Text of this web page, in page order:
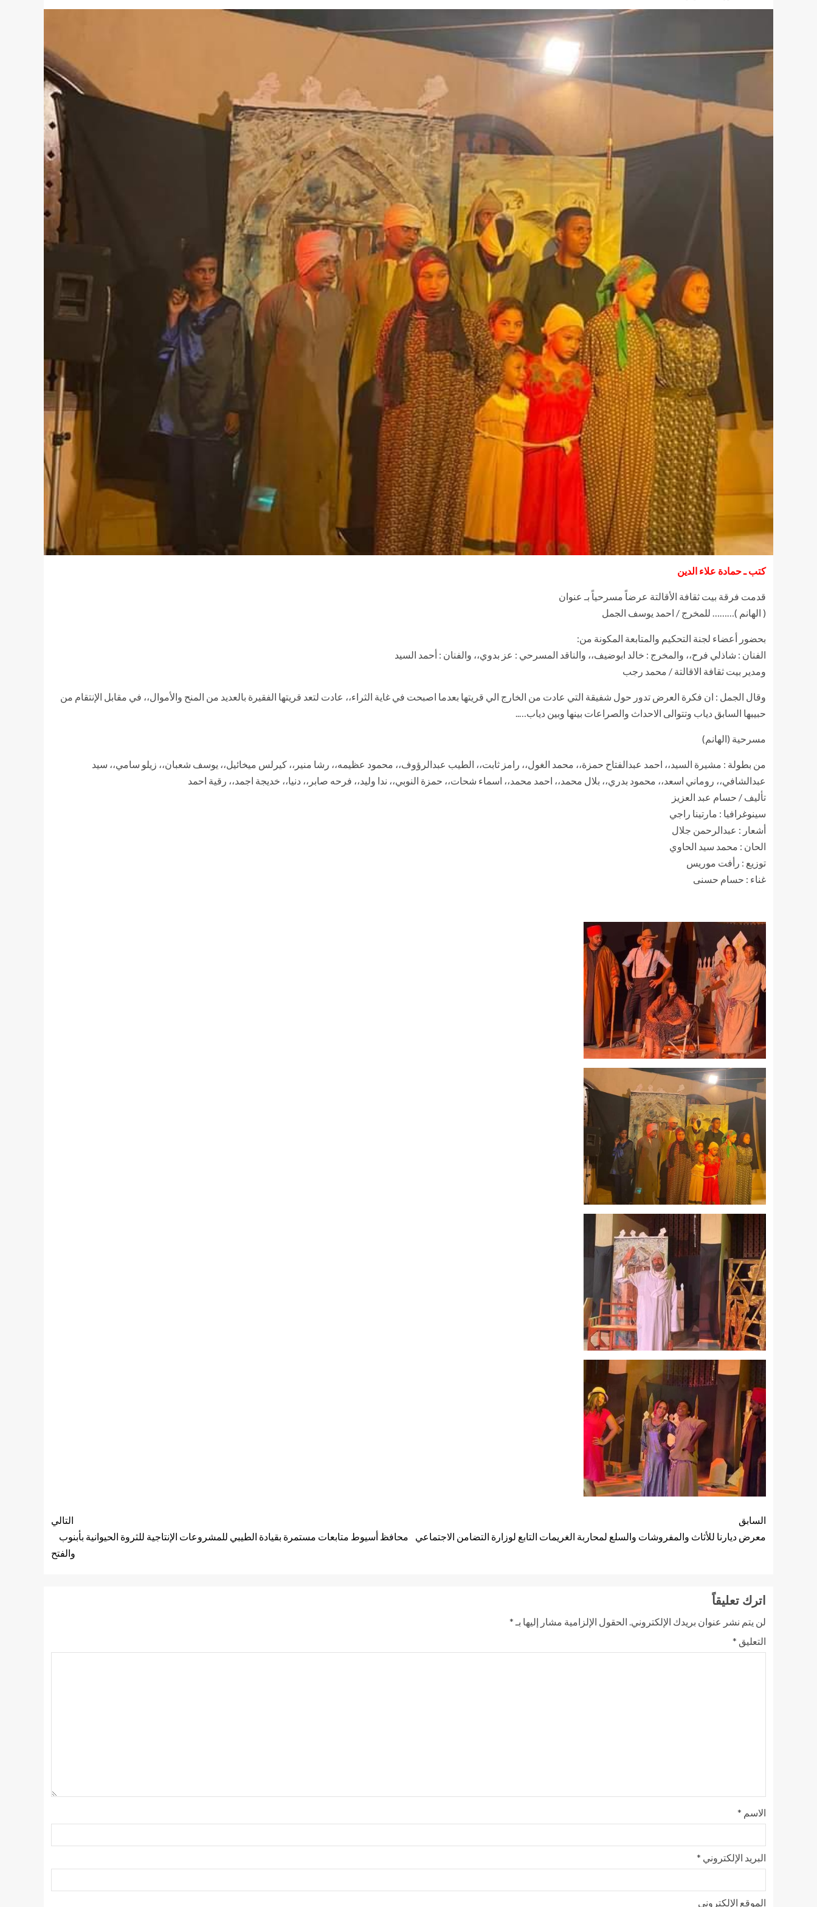
كتب ـ حمادة علاء الدين
قدمت فرقة بيت ثقافة الأقالتة عرضاً مسرحياً بـ عنوان
( الهانم )……… للمخرج / احمد يوسف الجمل
بحضور أعضاء لجنة التحكيم والمتابعة المكونة من:
الفنان : شاذلي فرح،، والمخرج : خالد ابوضيف،، والناقد المسرحي : عز بدوي،، والفنان : أحمد السيد
ومدير بيت ثقافة الاقالتة / محمد رجب
وقال الجمل : ان فكرة العرض تدور حول شفيقة التي عادت من الخارج الي قريتها بعدما اصبحت في غاية الثراء،، عادت لتعد قريتها الفقيرة بالعديد من المنح والأموال،، في مقابل الإنتقام من
حبيبها السابق دياب وتتوالى الاحداث والصراعات بينها وبين دياب…..
مسرحية (الهانم)
من بطولة : مشيرة السيد،، احمد عبدالفتاح حمزة،، محمد الغول،، رامز ثابت،، الطيب عبدالرؤوف،، محمود عظيمه،، رشا منير،، كيرلس ميخائيل،، يوسف شعبان،، زيلو سامي،، سيد
عبدالشافي،، روماني اسعد،، محمود بدري،، بلال محمد،، احمد محمد،، اسماء شحات،، حمزة النوبي،، ندا وليد،، فرحه صابر،، دنيا،، خديجة اجمد،، رقية احمد
تأليف / حسام عبد العزيز
سينوغرافيا : مارتينا راجي
أشعار : عبدالرحمن جلال
الحان : محمد سيد الحاوي
توزيع : رأفت موريس
غناء : حسام حسنى
السابق
معرض ديارنا للأثاث والمفروشات والسلع لمحاربة الغريمات التابع لوزارة التضامن الاجتماعي
التالي
محافظ أسيوط متابعات مستمرة بقيادة الطيبي للمشروعات الإنتاجية للثروة الحيوانية بأبنوب
والفتح
اترك تعليقاً
لن يتم نشر عنوان بريدك الإلكتروني. الحقول الإلزامية مشار إليها بـ *
التعليق *
الاسم *
البريد الإلكتروني *
الموقع الإلكتروني